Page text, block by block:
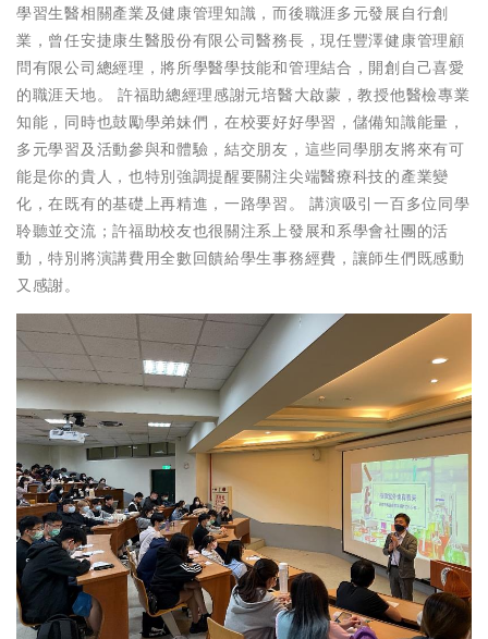
學習生醫相關產業及健康管理知識，而後職涯多元發展自行創
業，曾任安捷康生醫股份有限公司醫務長，現任豐澤健康管理顧
問有限公司總經理，將所學醫學技能和管理結合，開創自己喜愛
的職涯天地。 許福助總經理感謝元培醫大啟蒙，教授他醫檢專業
知能，同時也鼓勵學弟妹們，在校要好好學習，儲備知識能量，
多元學習及活動參與和體驗，結交朋友，這些同學朋友將來有可
能是你的貴人，也特別強調提醒要關注尖端醫療科技的產業變
化，在既有的基礎上再精進，一路學習。 講演吸引一百多位同學
聆聽並交流；許福助校友也很關注系上發展和系學會社團的活
動，特別將演講費用全數回饋給學生事務經費，讓師生們既感動
又感謝。